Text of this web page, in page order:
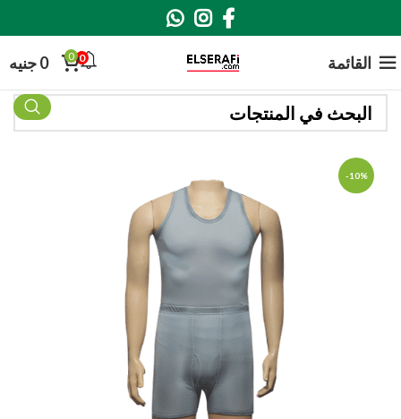
القائمة 0
0
0جنيه
-10%